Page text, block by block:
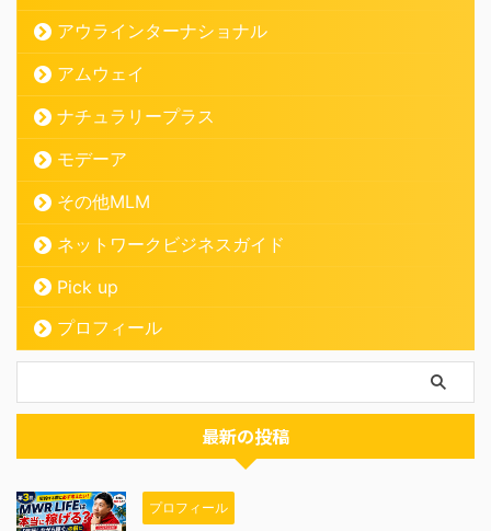
アウラインターナショナル
アムウェイ
ナチュラリープラス
モデーア
その他MLM
ネットワークビジネスガイド
Pick up
プロフィール
最新の投稿
プロフィール